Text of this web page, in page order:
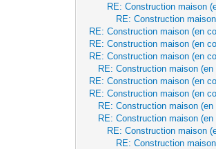
RE: Construction maison
RE: Construction
RE: Construction maison (en
RE: Construction maison (en
RE: Construction maison (en
RE: Construction maison (en
RE: Construction maison (en
RE: Construction maison (en
RE: Construction maison (en
RE: Construction maison (en
RE: Construction maison
RE: Construction